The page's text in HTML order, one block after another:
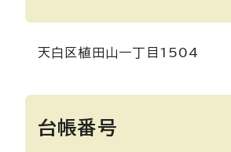
天白区植田山一丁目1504
台帳番号